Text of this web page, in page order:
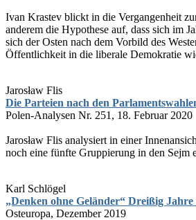
Ivan Krastev blickt in die Vergangenheit
anderem die Hypothese auf, dass sich im
sich der Osten nach dem Vorbild des
Öffentlichkeit in die liberale Demokratie
Jarosław Flis
Die Parteien nach den
Polen-Analysen Nr. 251, 18. Februar 2020
Jarosław Flis analysiert in einer
noch eine fünfte Gruppierung in den Sejm
Karl Schlögel
„Denken ohne Geländer“ Dreißig
Osteuropa, Dezember 2019